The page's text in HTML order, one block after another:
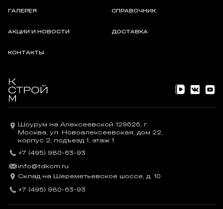
ГАЛЕРЕЯ СПРАВОЧНИК
АКЦИИ И НОВОСТИ ДОСТАВКА
КОНТАКТЫ
Шоурум на Алексеевской 129626, г.
Москва, ул. Новоалексеевская, дом 22,
корпус 2, подъезд 1, этаж 1
+7 (495) 980-63-93
info@tdkcm.ru
Склад на Шереметьевское шоссе, д. 10
+7 (495) 980-63-93